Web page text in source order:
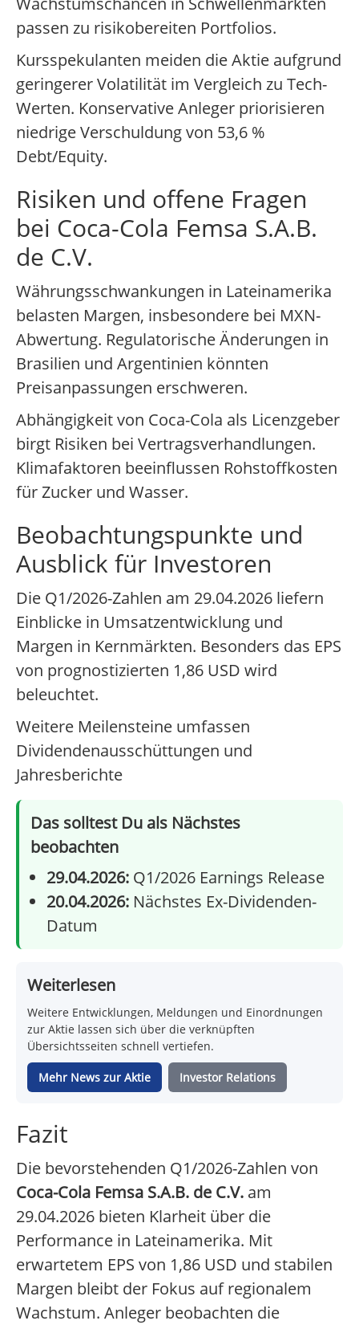
passen zu risikobereiten Portfolios.
Kursspekulanten meiden die Aktie aufgrund
geringerer Volatilität im Vergleich zu Tech-
Werten. Konservative Anleger priorisieren
niedrige Verschuldung von 53,6 %
Debt/Equity.
Risiken und offene Fragen
bei Coca-Cola Femsa S.A.B.
de C.V.
Währungsschwankungen in Lateinamerika
belasten Margen, insbesondere bei MXN-
Abwertung. Regulatorische Änderungen in
Brasilien und Argentinien könnten
Preisanpassungen erschweren.
Abhängigkeit von Coca-Cola als Licenzgeber
birgt Risiken bei Vertragsverhandlungen.
Klimafaktoren beeinflussen Rohstoffkosten
für Zucker und Wasser.
Beobachtungspunkte und
Ausblick für Investoren
Die Q1/2026-Zahlen am 29.04.2026 liefern
Einblicke in Umsatzentwicklung und
Margen in Kernmärkten. Besonders das EPS
von prognostizierten 1,86 USD wird
beleuchtet.
Weitere Meilensteine umfassen
Dividendenausschüttungen und
Jahresberichte
Das solltest Du als Nächstes
beobachten
29.04.2026: Q1/2026 Earnings Release
20.04.2026: Nächstes Ex-Dividenden-
Datum
Weiterlesen
Weitere Entwicklungen, Meldungen und Einordnungen
zur Aktie lassen sich über die verknüpften
Übersichtsseiten schnell vertiefen.
Mehr News zur Aktie Investor Relations
Fazit
Die bevorstehenden Q1/2026-Zahlen von
Coca-Cola Femsa S.A.B. de C.V. am
29.04.2026 bieten Klarheit über die
Performance in Lateinamerika. Mit
erwartetem EPS von 1,86 USD und stabilen
Margen bleibt der Fokus auf regionalem
Wachstum. Anleger beobachten die